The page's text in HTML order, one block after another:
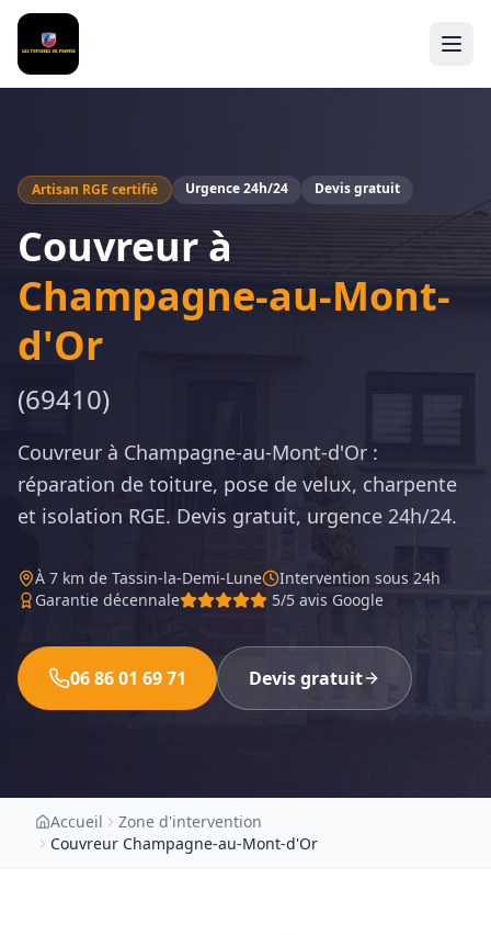
Artisan RGE certifié Urgence 24h/24 Devis gratuit
Couvreur à
Champagne-au-Mont-
d'Or
(69410)
Couvreur à Champagne-au-Mont-d'Or :
réparation de toiture, pose de velux, charpente
et isolation RGE. Devis gratuit, urgence 24h/24.
À 7 km de Tassin-la-Demi-Lune
Intervention sous 24h
Garantie décennale
5/5 avis Google
06 86 01 69 71 Devis gratuit
Accueil
Zone d'intervention
Couvreur Champagne-au-Mont-d'Or